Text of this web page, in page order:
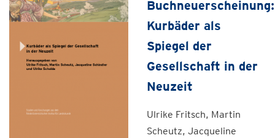
Buchneuerscheinung:
Kurbäder als
Spiegel der
Gesellschaft in der
Neuzeit
Ulrike Fritsch, Martin
Scheutz, Jacqueline